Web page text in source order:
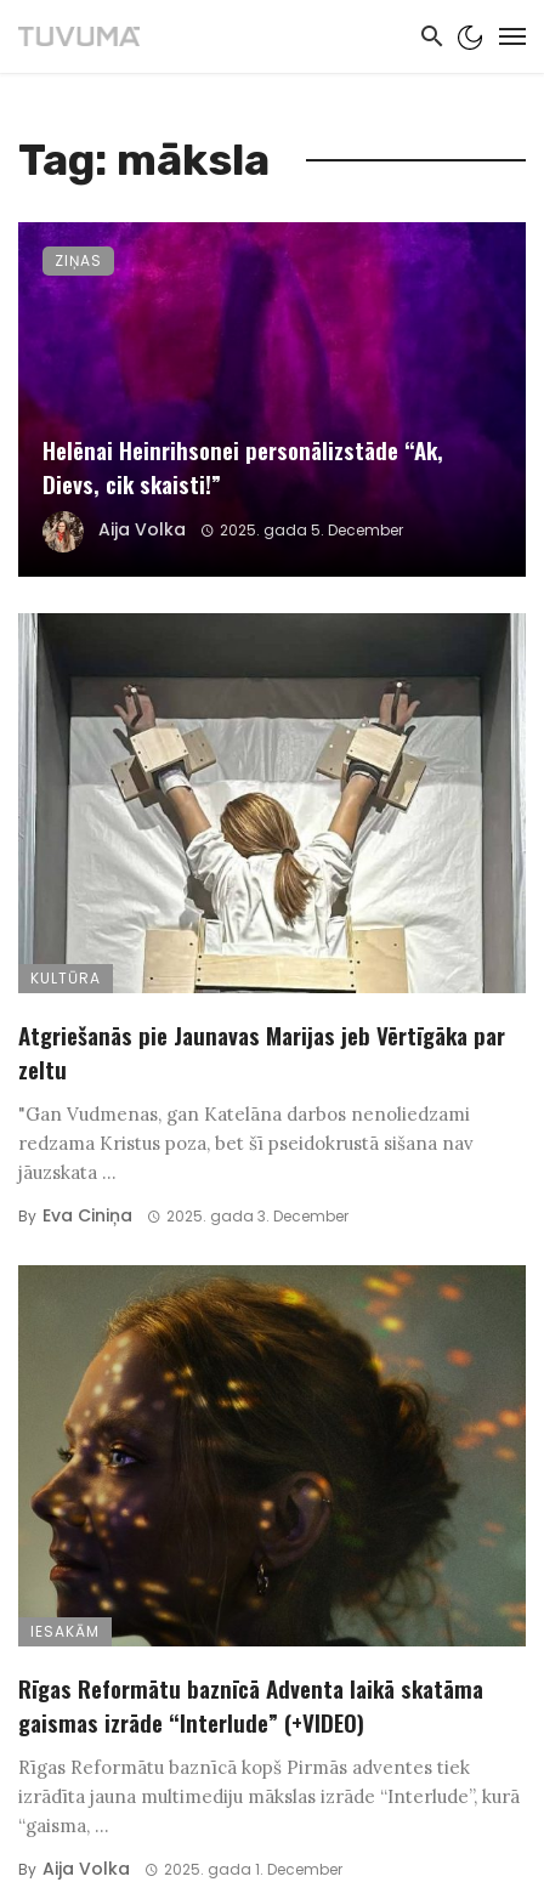
Tag: māksla
Helēnai Heinrihsonei personālizstāde “Ak,
Dievs, cik skaisti!”
Aija Volka 2025. gada 5. December
ZIŅAS
KULTŪRA
Atgriešanās pie Jaunavas Marijas jeb Vērtīgāka par
zeltu
"Gan Vudmenas, gan Katelāna darbos nenoliedzami
redzama Kristus poza, bet šī pseidokrustā sišana nav
jāuzskata ...
By Eva Ciniņa 2025. gada 3. December
IESAKĀM
Rīgas Reformātu baznīcā Adventa laikā skatāma
gaismas izrāde “Interlude” (+VIDEO)
Rīgas Reformātu baznīcā kopš Pirmās adventes tiek
izrādīta jauna multimediju mākslas izrāde “Interlude”, kurā
“gaisma, ...
By Aija Volka 2025. gada 1. December